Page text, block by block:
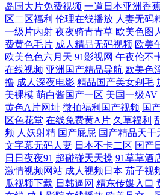
九九九九視頻 日韩3级片 尤物国产综合 福
婷www 91经典三级 国产午夜理论片不卡
放 超碰在线资源总站 久9视频这里只有精品
航 国产精品呦交免费视频 欧美巨大xxxx做
好硬好大好 日本乱子人伦在线视频 一区二
综合成干网 善良的老师2在线观看 91豆花
岛国大片免费视频 一道日本亚洲香
区二区福利 伦理在线播放 人妻无码
一级片内射 夜夜骑青青草 欧美色图
费黄色毛片 成人精品无码视频 欧美
欧美色色六月天 91影视网 午夜伦不
在线视频 亚洲国产精品导航 欧美色
撸 成人深夜电影 精品国产美女剃毛
美裸模 萌白酱国产一区 美国一级AV
黄色A片网址 微拍福利国产视频 国
区色花堂 在线免费黄A片 久草福利
频 人妖射精 国产屁屁 国产精品天干
文字幕无码人妻 日本不卡二区 国产
日日夜夜91 超碰碰天天操 91草草酒
激情视频网站 成人视频日本 茄子视
瓜视频下载 日韩逼网 精东传媒入口